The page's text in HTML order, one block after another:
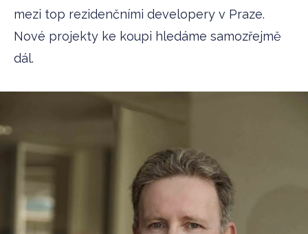
mezi top rezidenčními developery v Praze.
Nové projekty ke koupi hledáme samozřejmě
dál.